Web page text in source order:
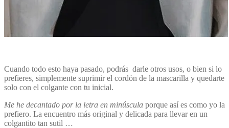
Cuando todo esto haya pasado, podrás darle otros usos, o bien si lo
prefieres, simplemente suprimir el cordón de la mascarilla y quedarte
solo con el colgante con tu inicial.
Me he decantado por la letra en minúscula porque así es como yo la
prefiero. La encuentro más original y delicada para llevar en un
colgantito tan sutil …